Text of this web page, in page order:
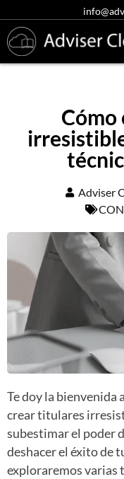
Adviser
Te doy la bienvenida
crear titulares
subestimar el poder
deshacer el éxito de
exploraremos varias